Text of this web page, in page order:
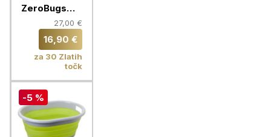
ZeroBugs
PLUS, črna
27,00 €
16,90 €
za 30 Zlatih
točk
-5 %